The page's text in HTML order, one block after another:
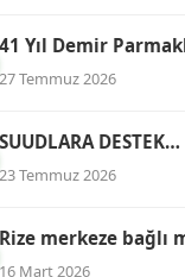
41 Yıl Demir
27 Temmuz 2026
SUUDLARA
23 Temmuz 2026
Rize merkeze
16 Mart 2026